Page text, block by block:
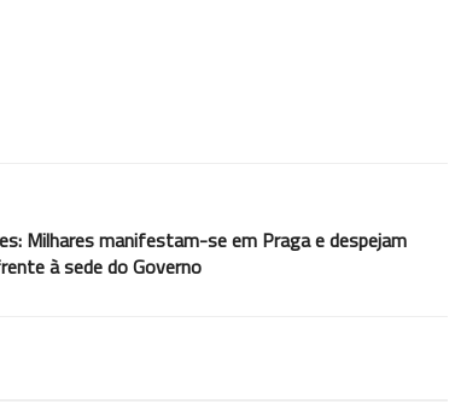
Milhares manifestam-se em Praga e despejam
à sede do Governo